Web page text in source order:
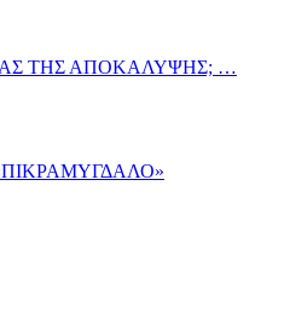
ΤΗΣ ΑΠΟΚΑΛΥΨΗΣ; …